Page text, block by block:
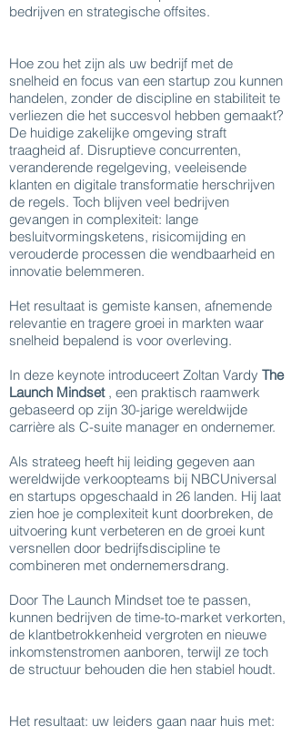
bedrijven en strategische offsites.
Hoe zou het zijn als uw bedrijf met de
snelheid en focus van een startup zou kunnen
handelen, zonder de discipline en stabiliteit te
verliezen die het succesvol hebben gemaakt?
De huidige zakelijke omgeving straft
traagheid af. Disruptieve concurrenten,
veranderende regelgeving, veeleisende
klanten en digitale transformatie herschrijven
de regels. Toch blijven veel bedrijven
gevangen in complexiteit: lange
besluitvormingsketens, risicomijding en
verouderde processen die wendbaarheid en
innovatie belemmeren.
Het resultaat is gemiste kansen, afnemende
relevantie en tragere groei in markten waar
snelheid bepalend is voor overleving.
In deze keynote introduceert Zoltan Vardy The
Launch Mindset, een praktisch raamwerk
gebaseerd op zijn 30-jarige wereldwijde
carrière als C-suite manager en ondernemer.
Als strateeg heeft hij leiding gegeven aan
wereldwijde verkoopteams bij NBCUniversal
en startups opgeschaald in 26 landen. Hij laat
zien hoe je complexiteit kunt doorbreken, de
uitvoering kunt verbeteren en de groei kunt
versnellen door bedrijfsdiscipline te
combineren met ondernemersdrang.
Door The Launch Mindset toe te passen,
kunnen bedrijven de time-to-market verkorten,
de klantbetrokkenheid vergroten en nieuwe
inkomstenstromen aanboren, terwijl ze toch
de structuur behouden die hen stabiel houdt.
Het resultaat: uw leiders gaan naar huis met: